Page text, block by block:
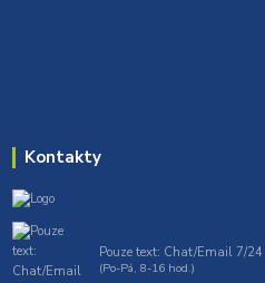
Kontakty
Pouze text: Chat/Email 7/24
(Po-Pá, 8-16 hod.)